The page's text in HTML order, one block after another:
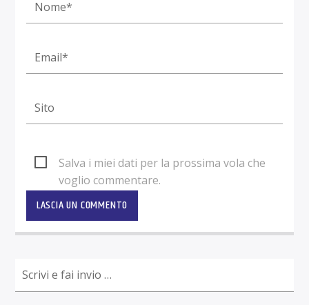
Salva i miei dati per la prossima vola che
voglio commentare.